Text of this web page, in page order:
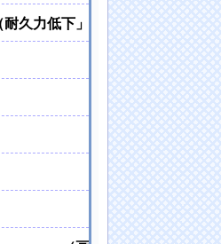
久力低下」三峡ダム「基礎部